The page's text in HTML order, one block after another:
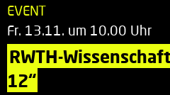
EVENT
Fr. 13.11. um 10.00 Uhr
RWTH-
12“